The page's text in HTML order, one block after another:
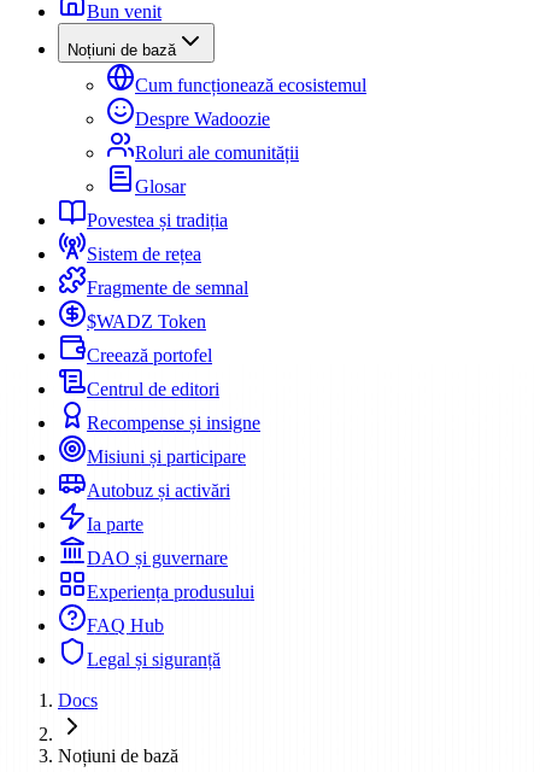
Bun venit
Noțiuni de bază
Cum funcționează ecosistemul
Despre Wadoozie
Roluri ale comunității
Glosar
Povestea și tradiția
Sistem de rețea
Fragmente de semnal
$WADZ Token
Creează portofel
Centrul de editori
Recompense și insigne
Misiuni și participare
Autobuz și activări
Ia parte
DAO și guvernare
Experiența produsului
FAQ Hub
Legal și siguranță
Docs
Noțiuni de bază